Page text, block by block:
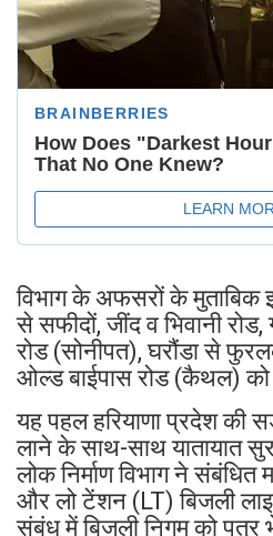
विभाग के अफसरों के मुताबिक
से सफीदों, जींद व भिवानी
रोड (सोनीपत), घरौंडा से
ओल्ड बाईपास रोड (कैथल) को
यह पहल हरियाणा प्रदेश की
लाने के साथ-साथ यातायात
लोक निर्माण विभाग ने संबंधित
और लो टेंशन (LT) बिजली
संबंध में बिजली निगम को पत्र